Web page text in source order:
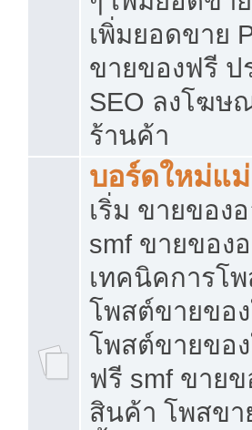
เพิ่มยอดขาย
ขายของฟรี ป
SEO ลงโฆษ
ร้านค้า
บอร์ดใหม่แ
เริ่ม ขายของ
smf ขายของ
เทคนิคการโ
โพสต์ขายขอ
โพสต์ขายขอ
ฟรี smf ขาย
สินค้า โพสขา